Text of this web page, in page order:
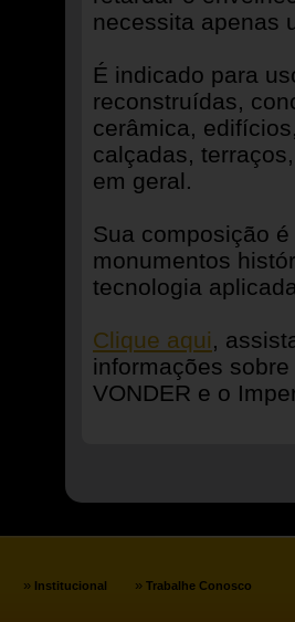
necessita apenas
É indicado para
reconstruídas,
cerâmica,
calçadas,
em geral.
Sua composição
monumentos
tecnologia
Clique aqui,
informações
VONDER e o
» Institucional » Trabalhe Conosco